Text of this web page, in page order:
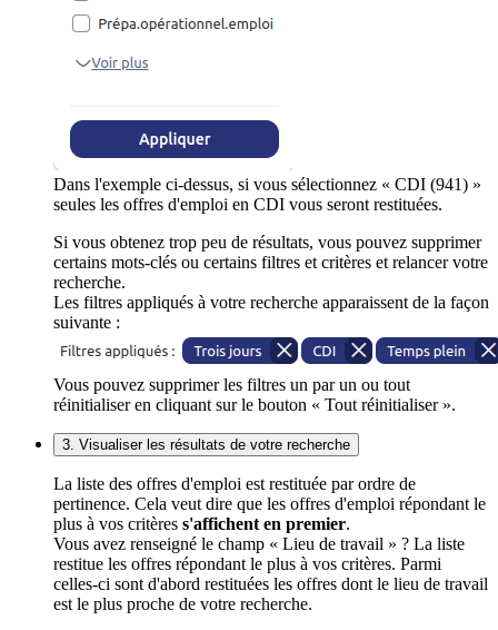
Dans l'exemple ci-dessus, si vous sélectionnez « CDI (941) »
seules les offres d'emploi en CDI vous seront restituées.
Si vous obtenez trop peu de résultats, vous pouvez supprimer
certains mots-clés ou certains filtres et critères et relancer votre
recherche.
Les filtres appliqués à votre recherche apparaissent de la façon
suivante :
Vous pouvez supprimer les filtres un par un ou tout
réinitialiser en cliquant sur le bouton « Tout réinitialiser ».
3. Visualiser les résultats de votre recherche
La liste des offres d'emploi est restituée par ordre de
pertinence. Cela veut dire que les offres d'emploi répondant le
plus à vos critères s'affichent en premier.
Vous avez renseigné le champ « Lieu de travail » ? La liste
restitue les offres répondant le plus à vos critères. Parmi
celles-ci sont d'abord restituées les offres dont le lieu de travail
est le plus proche de votre recherche.